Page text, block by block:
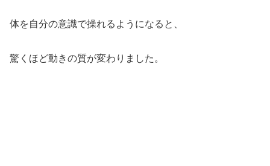
体を自分の意識で操れるようになると、
驚くほど動きの質が変わりました。